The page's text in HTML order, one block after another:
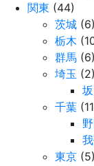
関東 (44)
茨城 (6)
栃木
群馬 (6)
埼玉 (2)
千葉
東京 (5)